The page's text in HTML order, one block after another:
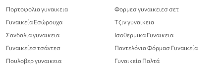
Πορτοφολια γυναικεια
Γυναικεία Εσώρουχα
Σανδαλια γυναικεια
Γυναικείεσ τσάντεσ
Πουλοβερ γυναικεια
Φορμεσ γυναικειεσ σετ
Τζιν γυναικεια
Ισοθερμικα Γυναικεια
Παντελόνια Φόρμασ Γυναικεία
Γυναικεία Παλτά